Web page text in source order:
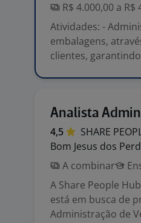
R$ 4.000,00 a R$
Atividades: -
embalagens,
clientes,
Analista
4,5 SHARE
Bom Jesus dos
A combinar
A Share People
está em busca de
Administração de